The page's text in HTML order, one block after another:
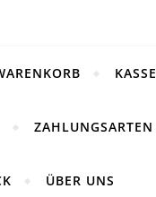
KASSE
ZAHLUNGSARTEN
ÜBER UNS